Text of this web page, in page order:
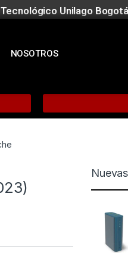
Unilago
NOSOTROS